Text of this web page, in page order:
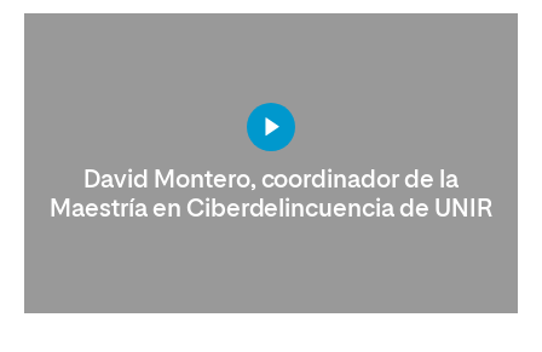
David Montero, coordinador de la
Maestría en Ciberdelincuencia de UNIR